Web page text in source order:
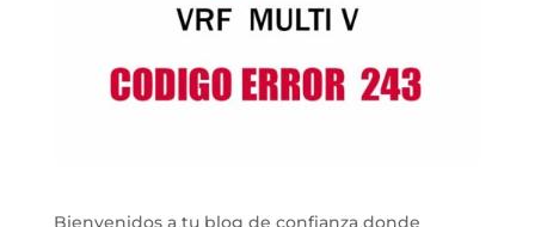
Bienvenidos a tu blog de confianza donde